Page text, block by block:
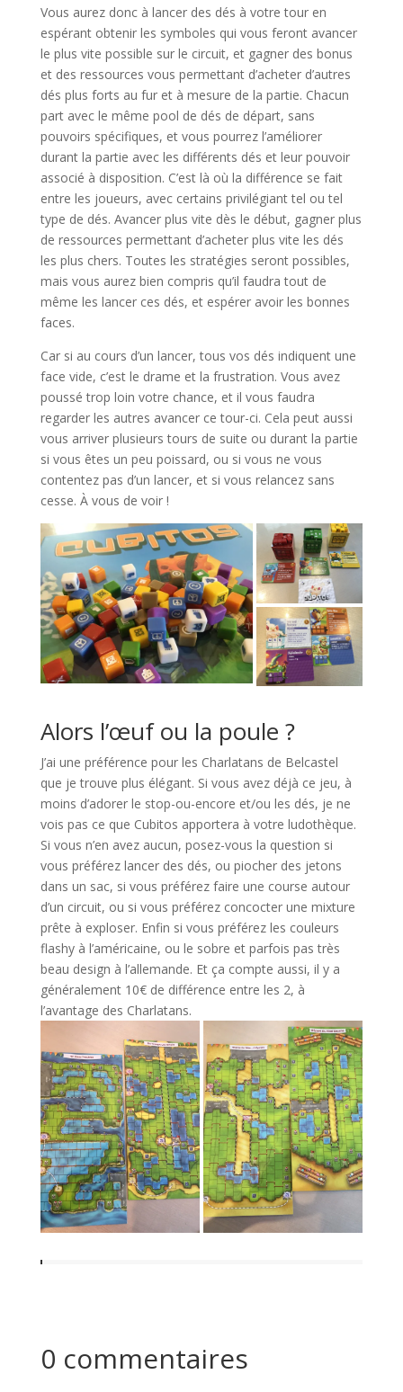
Vous aurez donc à lancer des dés à votre tour en
espérant obtenir les symboles qui vous feront avancer
le plus vite possible sur le circuit, et gagner des bonus
et des ressources vous permettant d’acheter d’autres
dés plus forts au fur et à mesure de la partie. Chacun
part avec le même pool de dés de départ, sans
pouvoirs spécifiques, et vous pourrez l’améliorer
durant la partie avec les différents dés et leur pouvoir
associé à disposition. C’est là où la différence se fait
entre les joueurs, avec certains privilégiant tel ou tel
type de dés. Avancer plus vite dès le début, gagner plus
de ressources permettant d’acheter plus vite les dés
les plus chers. Toutes les stratégies seront possibles,
mais vous aurez bien compris qu’il faudra tout de
même les lancer ces dés, et espérer avoir les bonnes
faces.
Car si au cours d’un lancer, tous vos dés indiquent une
face vide, c’est le drame et la frustration. Vous avez
poussé trop loin votre chance, et il vous faudra
regarder les autres avancer ce tour-ci. Cela peut aussi
vous arriver plusieurs tours de suite ou durant la partie
si vous êtes un peu poissard, ou si vous ne vous
contentez pas d’un lancer, et si vous relancez sans
cesse. À vous de voir !
Alors l’œuf ou la poule ?
J’ai une préférence pour les Charlatans de Belcastel
que je trouve plus élégant. Si vous avez déjà ce jeu, à
moins d’adorer le stop-ou-encore et/ou les dés, je ne
vois pas ce que Cubitos apportera à votre ludothèque.
Si vous n’en avez aucun, posez-vous la question si
vous préférez lancer des dés, ou piocher des jetons
dans un sac, si vous préférez faire une course autour
d’un circuit, ou si vous préférez concocter une mixture
prête à exploser. Enfin si vous préférez les couleurs
flashy à l’américaine, ou le sobre et parfois pas très
beau design à l’allemande. Et ça compte aussi, il y a
généralement 10€ de différence entre les 2, à
l’avantage des Charlatans.
0 commentaires